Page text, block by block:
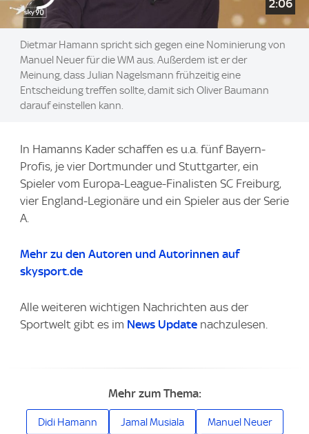
2:06
Dietmar Hamann spricht sich gegen eine Nominierung von
Manuel Neuer für die WM aus. Außerdem ist er der
Meinung, dass Julian Nagelsmann frühzeitig eine
Entscheidung treffen sollte, damit sich Oliver Baumann
darauf einstellen kann.
In Hamanns Kader schaffen es u.a. fünf Bayern-
Profis, je vier Dortmunder und Stuttgarter, ein
Spieler vom Europa-League-Finalisten SC Freiburg,
vier England-Legionäre und ein Spieler aus der Serie
A.
Mehr zu den Autoren und Autorinnen auf
skysport.de
Alle weiteren wichtigen Nachrichten aus der
Sportwelt gibt es im News Update nachzulesen.
Mehr zum Thema:
Didi Hamann Jamal Musiala Manuel Neuer